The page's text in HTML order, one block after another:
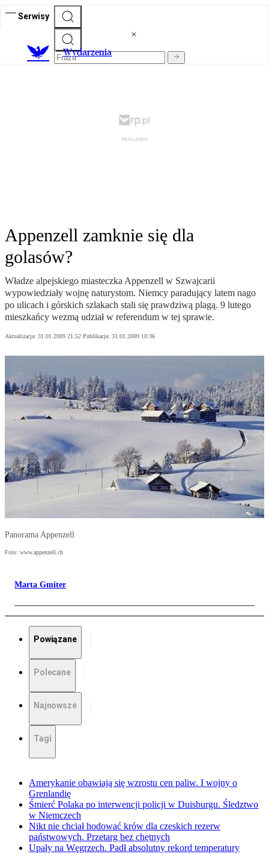
Serwisy
Wydarzenia
Appenzell zamknie się dla
golasów?
Władze alpejskiego miasteczka Appenzell w Szwajcarii
wypowiedziały wojnę naturystom. Niemcy paradujący latem nago
po ulicach i górskich szlakach stali się prawdziwą plagą. 9 lutego
mieszkańcy wezmą udział w referendum w tej sprawie.
Aktualizacja: 31.01.2009 21:52 Publikacja: 31.01.2009 10:36
Panorama Appenzell
Foto: www.appenzell.ch
Marta Gmiter
Powiązane
Polecane
Najnowsze
Tagi
Amerykanie obawiają się wzrostu cen paliw. I wojny o
Grenlandię
Śmierć Polaka po interwencji policji w Duisburgu. Śledztwo
w Niemczech
Nikt nie chciał hodować krów dla czeskich rezerw
państwowych. Przetarg bez chętnych
Upały na Węgrzech. Padł absolutny rekord temperatury